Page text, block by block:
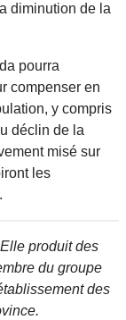
diminution de la
pourra
compenser en
y compris
déclin de la
misé sur
les
produit des
du groupe
des